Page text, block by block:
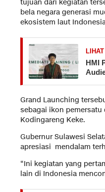
tujuan dari kegiatan
bela negara generasi
ekosistem laut
HMI
Grand Launching
sebagai ikon
Kodingareng Keke.
Gubernur Sulawesi
apresiasi mendalam
“Ini kegiatan yang
lain di Indonesia